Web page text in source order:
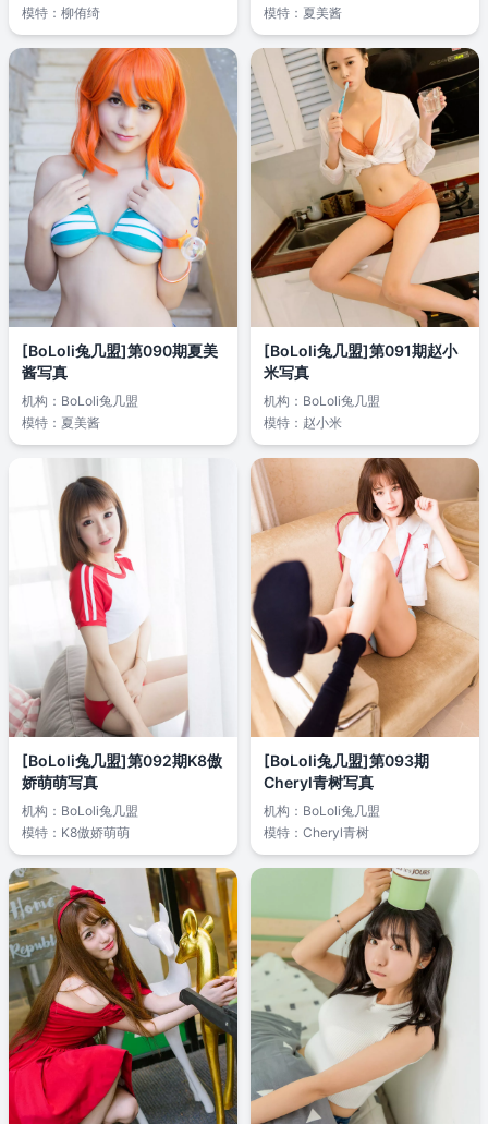
模特： 柳侑绮
模特： 夏美酱
[BoLoli兔几盟]第090期夏美
酱写真
机构： BoLoli兔几盟
模特： 夏美酱
[BoLoli兔几盟]第091期赵小
米写真
机构： BoLoli兔几盟
模特： 赵小米
[BoLoli兔几盟]第092期K8傲
娇萌萌写真
机构： BoLoli兔几盟
模特： K8傲娇萌萌
[BoLoli兔几盟]第093期
Cheryl青树写真
机构： BoLoli兔几盟
模特： Cheryl青树